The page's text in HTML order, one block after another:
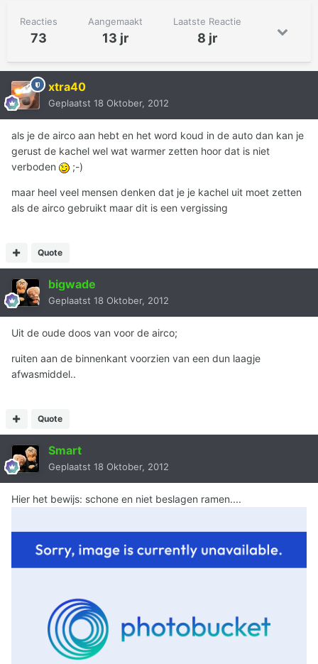
Reacties
73
Aangemaakt
13 jr
Laatste Reactie
8 jr
xtra40
Geplaatst 18 Oktober, 2012
als je de airco aan hebt en het word koud in de auto dan kan je
gerust de kachel wel wat warmer zetten hoor dat is niet
verboden
;-)
maar heel veel mensen denken dat je je kachel uit moet zetten
als de airco gebruikt maar dit is een vergissing
Quote
bigwade
Geplaatst 18 Oktober, 2012
Uit de oude doos van voor de airco;
ruiten aan de binnenkant voorzien van een dun laagje
afwasmiddel..
Quote
Smart
Geplaatst 18 Oktober, 2012
Hier het bewijs: schone en niet beslagen ramen....